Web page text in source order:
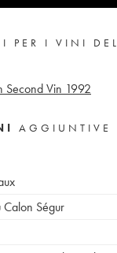
PER I VINI
Second Vin 1992
AGGIUNTIVE
Calon Ségur